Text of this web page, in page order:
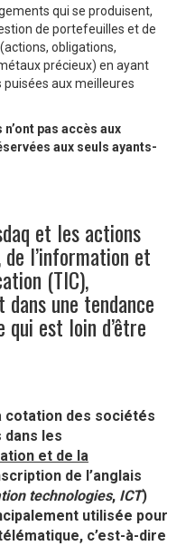
qui se produisent,
de portefeuilles et de
obligations,
précieux) en ayant
aux meilleures
pas accès aux
aux seuls ayants-
et les actions
l’information et
(TIC),
une tendance
est loin d’être
cotation des sociétés
les
et de la
de l’anglais
technologies, ICT)
utilisée pour
c’est-à-dire